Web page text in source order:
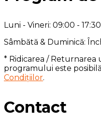
Luni - Vineri: 09:00 - 17:30
Sâmbătă & Duminică:
* Ridicarea / Returnarea
programului este
Condițiilor.
Contact